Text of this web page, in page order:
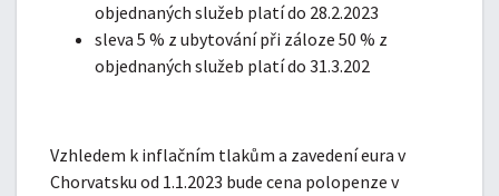
objednaných služeb platí do 28.2.2023
sleva 5 % z ubytování při záloze 50 % z
objednaných služeb platí do 31.3.202
Vzhledem k inflačním tlakům a zavedení eura v
Chorvatsku od 1.1.2023 bude cena polopenze v